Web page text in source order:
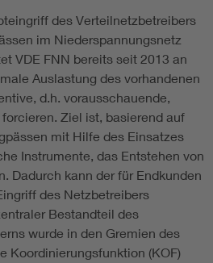
des Verteilnetzbetreibers
im Niederspannungsnetz
VDE FNN bereits seit 2013 an
Auslastung des vorhandenen
d.h. vorausschauende,
Ziel ist, basierend auf
mit Hilfe des Einsatzes
Instrumente, das Entstehen von
Dadurch kann der für Endkunden
des Netzbetreibers
Bestandteil des
wurde in den Gremien des
Koordinierungsfunktion (KOF)